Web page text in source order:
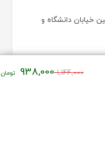
1,144,000قیمت
938,000
خیابان دانشگاه و